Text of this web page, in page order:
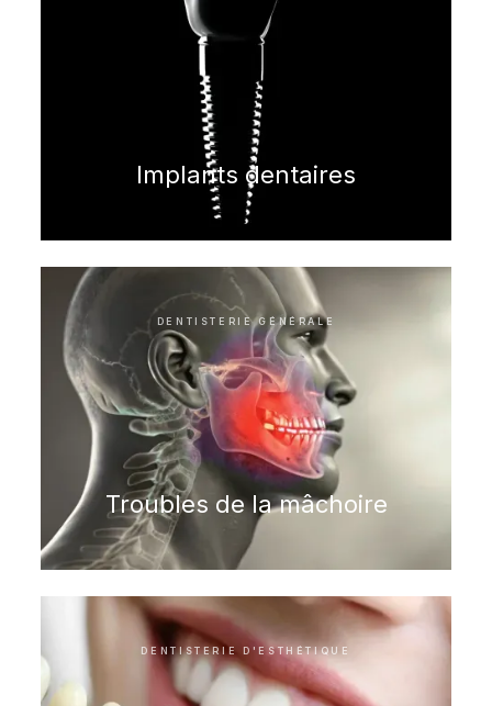
Implants dentaires
DENTISTERIE GÉNÉRALE
Troubles de la mâchoire
DENTISTERIE D'ESTHÉTIQUE